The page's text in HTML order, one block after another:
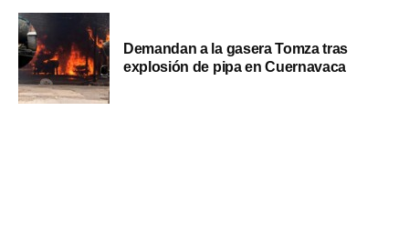
Demandan a la gasera Tomza tras
explosión de pipa en Cuernavaca